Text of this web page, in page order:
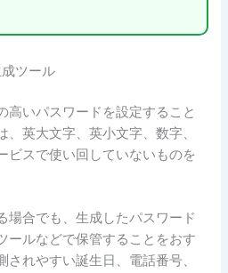
ツール
高いパスワードを設定すること
英大文字、英小文字、数字、
ビスで使い回していないものを
場合でも、生成したパスワード
ールなどで保管することをおす
れやすい誕生日、電話番号、